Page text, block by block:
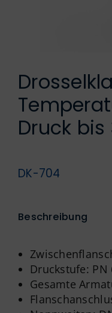
Druck
DK-704
Beschreibung
Druckstufe:
Gesamte